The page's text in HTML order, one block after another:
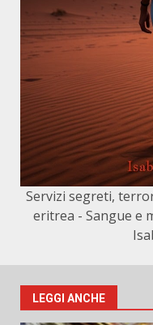
Servizi segreti,
eritrea - Sangue e
LEGGI ANCHE